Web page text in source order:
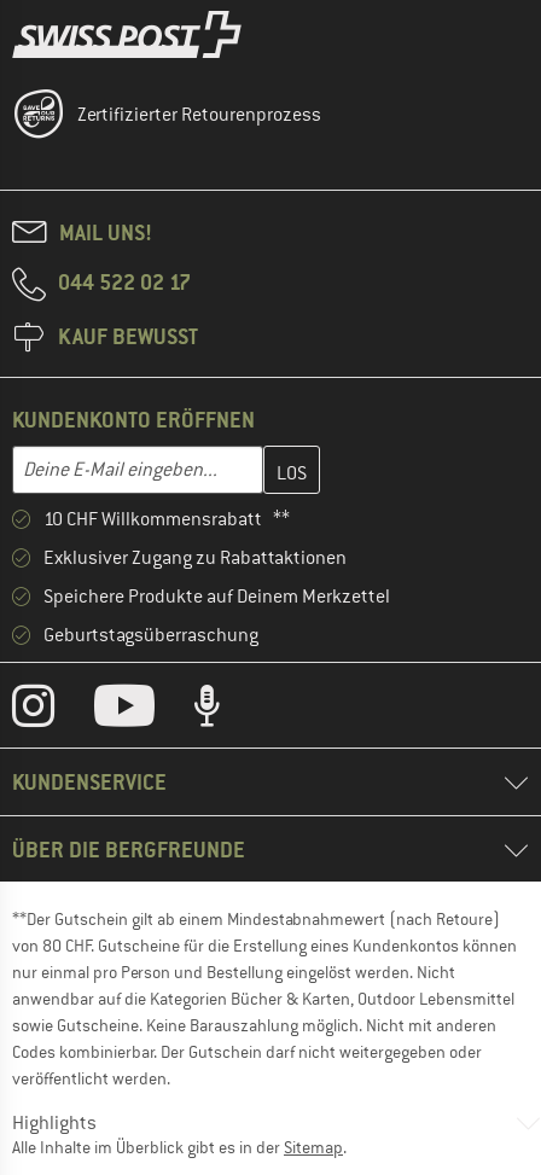
Zertifizierter Retourenprozess
MAIL UNS!
044 522 02 17
KAUF BEWUSST
KUNDENKONTO ERÖFFNEN
E-Mail-Adresse
Gib hier deine E-Mail-Adresse ein und erstelle im nächsten
10 CHF Willkommensrabatt **
Exklusiver Zugang zu Rabattaktionen
Speichere Produkte auf Deinem Merkzettel
Geburtstagsüberraschung
KUNDENSERVICE
ÜBER DIE BERGFREUNDE
**Der Gutschein gilt ab einem Mindestabnahmewert (nach Retoure)
von 80 CHF. Gutscheine für die Erstellung eines Kundenkontos können
nur einmal pro Person und Bestellung eingelöst werden. Nicht
anwendbar auf die Kategorien Bücher & Karten, Outdoor Lebensmittel
sowie Gutscheine. Keine Barauszahlung möglich. Nicht mit anderen
Codes kombinierbar. Der Gutschein darf nicht weitergegeben oder
veröffentlicht werden.
Highlights
Alle Inhalte im Überblick gibt es in der Sitemap.